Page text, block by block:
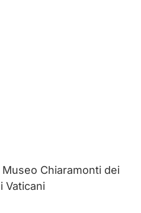
Chiaramonti dei
Vaticani